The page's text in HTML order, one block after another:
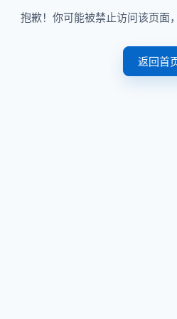
抱歉！你可能被禁止访问该页面
返回首